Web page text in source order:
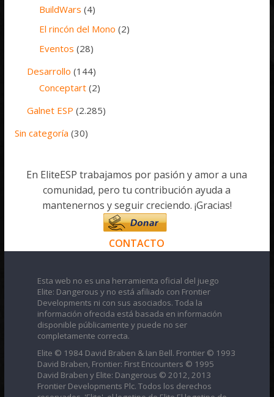
BuildWars (4)
El rincón del Mono (2)
Eventos (28)
Desarrollo (144)
Conceptart (2)
Galnet ESP (2.285)
Sin categoría (30)
En EliteESP trabajamos por pasión y amor a una
comunidad, pero tu contribución ayuda a
mantenernos y seguir creciendo. ¡Gracias!
CONTACTO
Esta web no es una herramienta oficial del juego
Elite: Dangerous y no está afiliado con Frontier
Developments ni con sus asociados. Toda la
información ofrecida está basada en información
disponible públicamente y puede no ser
completamente correcta.
Elite © 1984 David Braben & Ian Bell. Frontier © 1993
David Braben, Frontier: First Encounters © 1995
David Braben y Elite: Dangerous © 2012, 2013
Frontier Developments Plc. Todos los derechos